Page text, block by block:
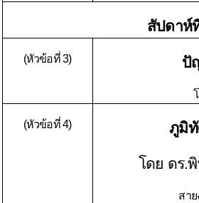
สัปดาห์
(หัวข้อที่ 3) ปั
(หัวข้อที่ 4) ภูมิทั
โดย ดร.
สายง